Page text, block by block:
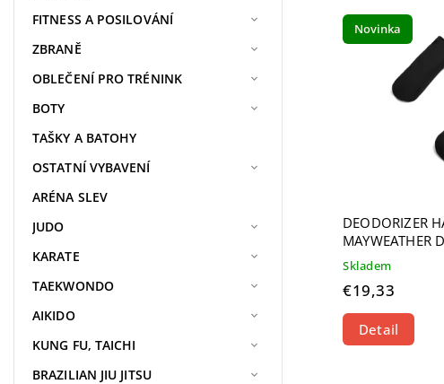
FITNESS A POSILOVÁNÍ
ZBRANĚ
OBLEČENÍ PRO TRÉNINK
BOTY
TAŠKY A BATOHY
OSTATNÍ VYBAVENÍ
ARÉNA SLEV
JUDO
KARATE
TAEKWONDO
AIKIDO
KUNG FU, TAICHI
BRAZILIAN JIU JITSU
Najdrahšie
Abecedne
Novinka
DEODORIZER
MAYWEATHER
Skladem
€19,33
Detail